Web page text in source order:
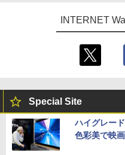
INTERNET
Special Site
ハイグレー
色彩美で映